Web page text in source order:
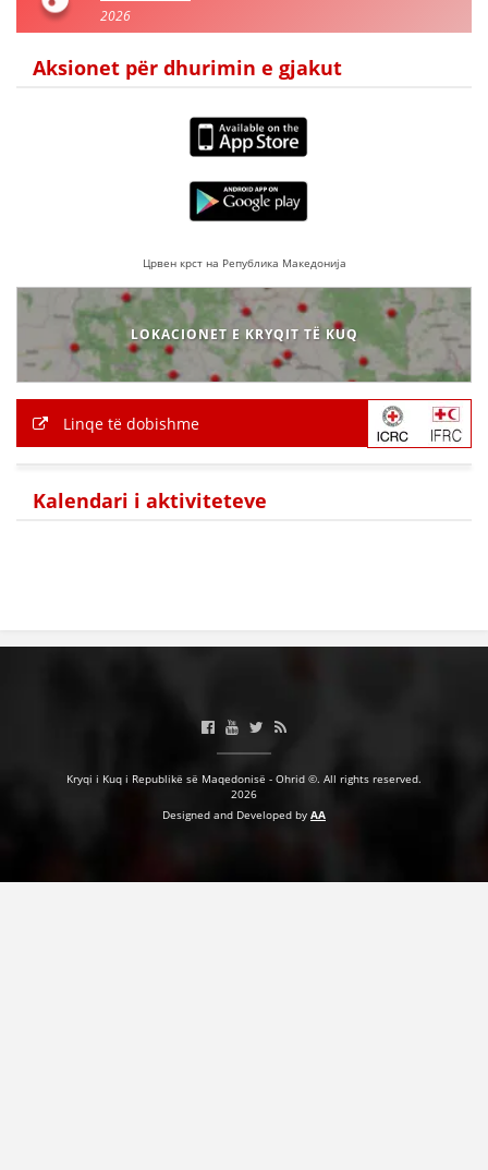
2026
Aksionet për dhurimin e gjakut
Црвен крст на Република Македонија
LOKACIONET E KRYQIT TË KUQ
Linqe të dobishme
Kalendari i aktiviteteve
Kryqi i Kuq i Republikë së Maqedonisë - Ohrid ©. All rights reserved.
2026
Designed and Developed by AA